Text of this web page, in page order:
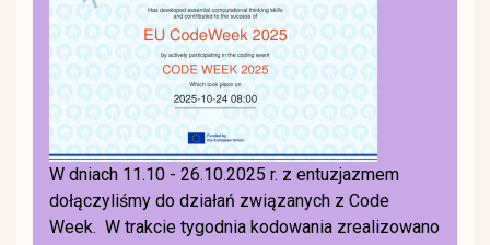
W dniach 11.10 - 26.10.2025 r. z entuzjazmem
dołączyliśmy do działań związanych z Code
Week. W trakcie tygodnia kodowania zrealizowano